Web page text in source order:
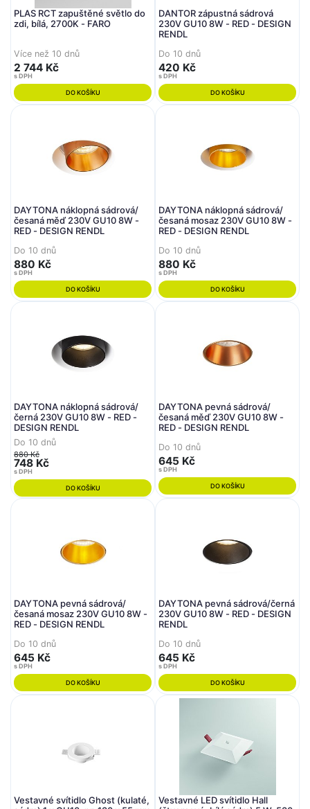
PLAS RCT zapuštěné světlo do
zdi, bílá, 2700K - FARO
Více než 10 dnů
2 744 Kč
s DPH
DO KOŠÍKU
DANTOR zápustná sádrová
230V GU10 8W - RED - DESIGN
RENDL
Do 10 dnů
420 Kč
s DPH
DO KOŠÍKU
DAYTONA náklopná sádrová/
česaná měď 230V GU10 8W -
RED - DESIGN RENDL
Do 10 dnů
880 Kč
s DPH
DO KOŠÍKU
DAYTONA náklopná sádrová/
česaná mosaz 230V GU10 8W -
RED - DESIGN RENDL
Do 10 dnů
880 Kč
s DPH
DO KOŠÍKU
DAYTONA náklopná sádrová/
černá 230V GU10 8W - RED -
DESIGN RENDL
Do 10 dnů
880 Kč
748 Kč
s DPH
DO KOŠÍKU
DAYTONA pevná sádrová/
česaná měď 230V GU10 8W -
RED - DESIGN RENDL
Do 10 dnů
645 Kč
s DPH
DO KOŠÍKU
DAYTONA pevná sádrová/
česaná mosaz 230V GU10 8W -
RED - DESIGN RENDL
Do 10 dnů
645 Kč
s DPH
DO KOŠÍKU
DAYTONA pevná sádrová/černá
230V GU10 8W - RED - DESIGN
RENDL
Do 10 dnů
645 Kč
s DPH
DO KOŠÍKU
Vestavné svítidlo Ghost (kulaté,
Vestavné LED svítidlo Hall